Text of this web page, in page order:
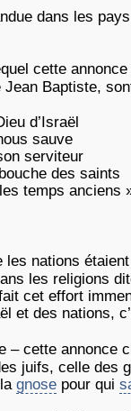
dans les
cette
Baptiste,
d’Israël
sauve
serviteur
des saints
temps anciens
les nations
les religions
cet effort
et des nations,
– cette annonce
juifs, celle des
gnose pour qui